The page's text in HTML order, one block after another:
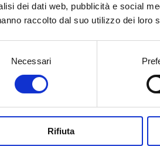
dei dati web, pubblicità e social
raccolto dal suo utilizzo dei loro
Necessari
Rifiuta
consentono al sito web
preferita o la località